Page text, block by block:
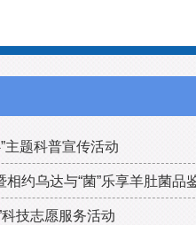
主题科普宣传活动
约乌达与“菌”乐享羊肚菌品
技志愿服务活动